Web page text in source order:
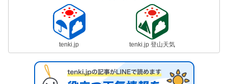
tenki.jp tenki.jp 登山天気